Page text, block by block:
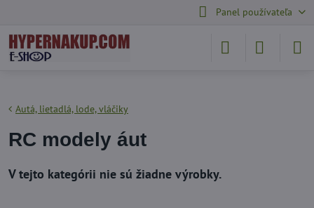
Panel používateľa
Autá, lietadlá, lode, vláčiky
RC modely áut